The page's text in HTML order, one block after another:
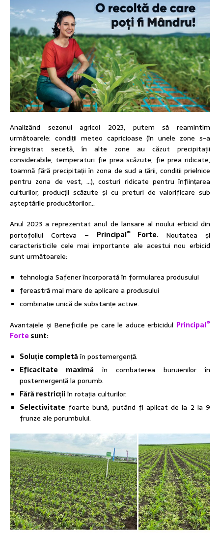
Analizând sezonul agricol 2023, putem să reamintim
următoarele: condiții meteo capricioase (în unele zone s-a
înregistrat secetă, în alte zone au căzut precipitații
considerabile, temperaturi fie prea scăzute, fie prea ridicate,
toamnă fără precipitații în zona de sud a țării, condiții prielnice
pentru zona de vest, …), costuri ridicate pentru înființarea
culturilor, producții scăzute și cu preturi de valorificare sub
așteptările producătorilor…
Anul 2023 a reprezentat anul de lansare al noului erbicid din
portofoliul Corteva – Principal®Forte. Noutatea și
caracteristicile cele mai importante ale acestui nou erbicid
sunt următoarele:
tehnologia Safener încorporată în formularea produsului
fereastră mai mare de aplicare a produsului
combinație unică de substanțe active.
Avantajele și Beneficiile pe care le aduce erbicidul Principal®
Forte sunt:
Soluție completăîn postemergență.
Eficacitate maximă în combaterea buruienilor în
postemergență la porumb.
Fără restricțiiîn rotația culturilor.
Selectivitate foarte bună, putând fi aplicat de la 2 la 9
frunze ale porumbului.